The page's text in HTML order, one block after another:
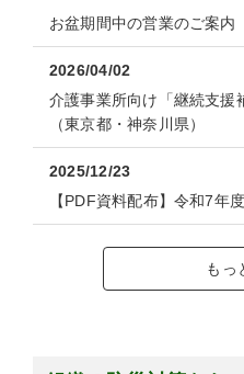
お盆期間中の営業のご案内
2026/04/02
介護事業所向け「継続支援
（東京都・神奈川県）
2025/12/23
【PDF資料配布】令和7年
もっ